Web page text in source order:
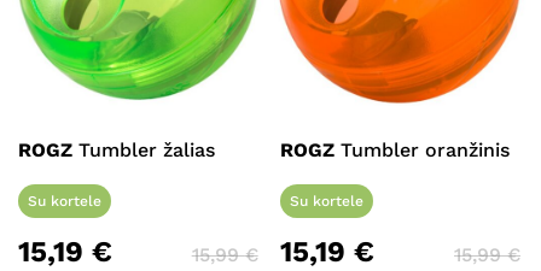
ROGZ Tumbler žalias
Su kortele
15,19 € 15,99€
ROGZ Tumbler oranžinis
Su kortele
15,19€ 15,99€